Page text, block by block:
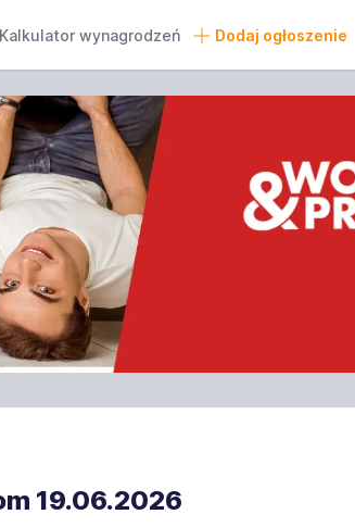
Kalkulator wynagrodzeń Dodaj ogłoszenie
19.06.2026​